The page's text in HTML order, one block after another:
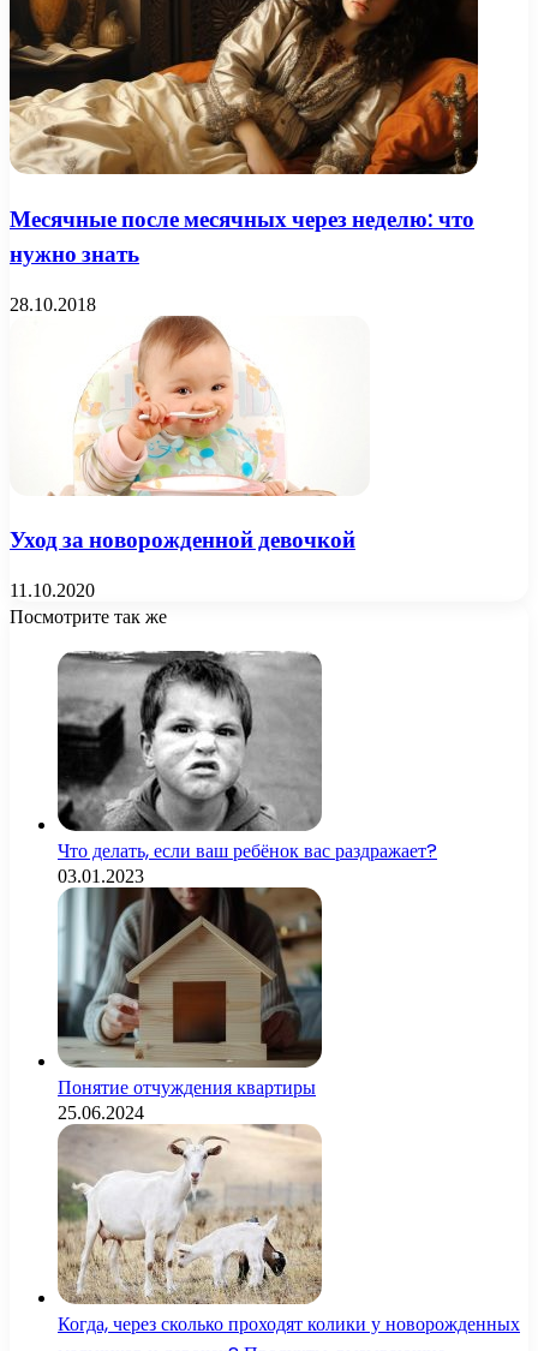
Месячные после месячных через неделю: что
нужно знать
28.10.2018
Уход за новорожденной девочкой
11.10.2020
Посмотрите так же
Что делать, если ваш ребёнок вас раздражает?
03.01.2023
Понятие отчуждения квартиры
25.06.2024
Когда, через сколько проходят колики у новорожденных